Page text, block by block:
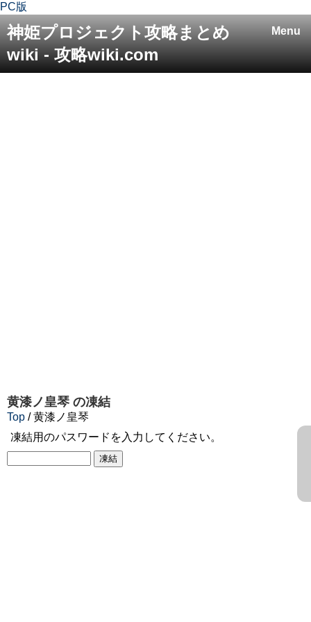
PC版
Menu
神姫プロジェクト攻略まとめ
wiki - 攻略wiki.com
黄漆ノ皇琴 の凍結
Top / 黄漆ノ皇琴
凍結用のパスワードを入力してください。